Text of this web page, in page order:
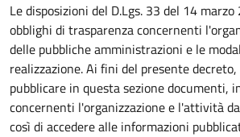
Le disposizioni del D.Lgs. 33 del 14
obblighi di trasparenza concernenti
delle pubbliche amministrazioni e le
realizzazione. Ai fini del presente
pubblicare in questa sezione documenti,
concernenti l'organizzazione e l'attività
così di accedere alle informazioni